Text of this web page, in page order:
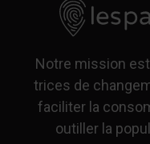
Notre mission
trices de
faciliter la
outiller la